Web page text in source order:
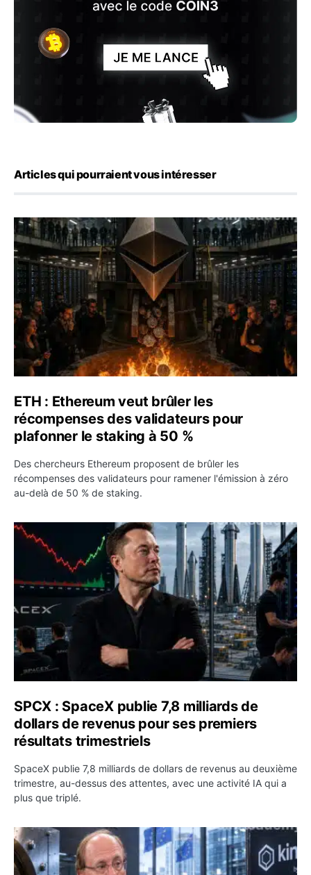
Articles qui pourraient vous intéresser
ETH : Ethereum veut brûler les récompenses des
ETH : Ethereum veut brûler les
récompenses des validateurs pour
plafonner le staking à 50 %
Des chercheurs Ethereum proposent de brûler les
récompenses des validateurs pour ramener l'émission à zéro
au-delà de 50 % de staking.
SPCX : SpaceX publie 7,8 milliards de dollars de
SPCX : SpaceX publie 7,8 milliards de
dollars de revenus pour ses premiers
résultats trimestriels
SpaceX publie 7,8 milliards de dollars de revenus au deuxième
trimestre, au-dessus des attentes, avec une activité IA qui a
plus que triplé.
BlackRock tokenise 311 milliards de dollars de fonds